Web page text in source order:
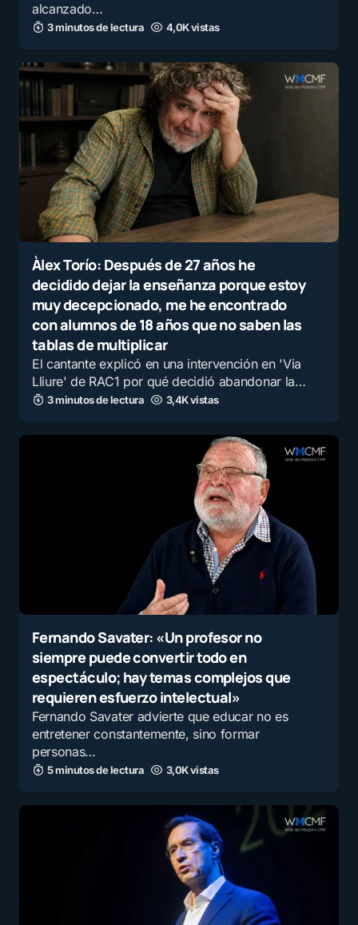
alcanzado…
3 minutos de lectura 4,0K vistas
Àlex Torío: Después de 27 años he
decidido dejar la enseñanza porque estoy
muy decepcionado, me he encontrado
con alumnos de 18 años que no saben las
tablas de multiplicar
El cantante explicó en una intervención en 'Via
Lliure' de RAC1 por qué decidió abandonar la…
3 minutos de lectura 3,4K vistas
Fernando Savater: «Un profesor no
siempre puede convertir todo en
espectáculo; hay temas complejos que
requieren esfuerzo intelectual»
Fernando Savater advierte que educar no es
entretener constantemente, sino formar
personas…
5 minutos de lectura 3,0K vistas